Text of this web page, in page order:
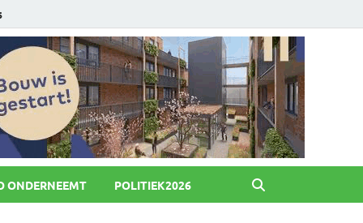
ONDERNEEMT POLITIEK2026